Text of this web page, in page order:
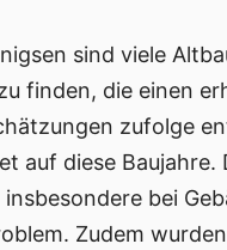
sind viele
finden, die einen
zufolge
auf diese
bei
Zudem